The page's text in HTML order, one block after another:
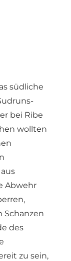
südliche
bei Ribe
wollten
Abwehr
Schanzen
des
zu sein,